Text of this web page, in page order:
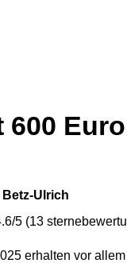
600
Ulrich
5 (13
erhalten vor